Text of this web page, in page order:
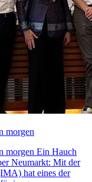
morgen
morgen Ein Hauch
Neumarkt: Mit der
hat eines der